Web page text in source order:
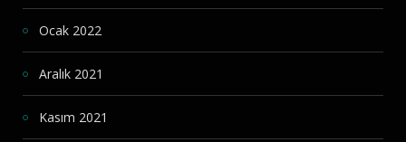
Ocak 2022
Aralık 2021
Kasım 2021